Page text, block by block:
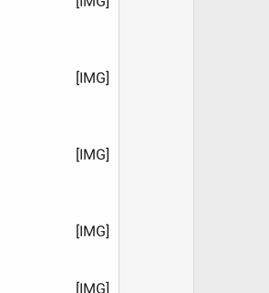
[IMG]
[IMG]
[IMG]